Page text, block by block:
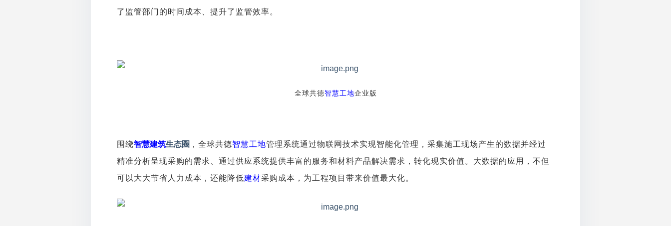
了监管部门的时间成本、提升了监管效率。
全球共德智慧工地企业版
围绕智慧建筑生态圈 ，全球共德智慧工地管理系统通过物联网技术实现智能化管理，采集施工现场产生的数据并经过
精准分析呈现采购的需求、通过供应系统提供丰富的服务和材料产品解决需求，转化现实价值。大数据的应用，不但
可以大大节省人力成本，还能降低建材采购成本，为工程项目带来价值最大化。